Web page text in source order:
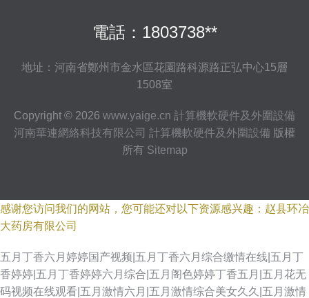
電話：1803738**
地址：河南省鄭州市金水區花園路科源路正弘中心15層
1508室
Copyright © 2026 www.yaige.cn 計算機軟硬件及外圍設備
河南華連網絡科技有限公司 計算機軟硬件及外圍設備 版權
所有 Sitemap
感谢您访问我们的网站，您可能还对以下资源感兴趣：赵县环冶
大药房有限公司
五月丁香六月婷婷国产视频|五月丁香六月综合缴情在线|五月丁
香婷婷|五月丁香婷婷六月综合|五月阁色婷婷丁香五月|五月花无
码视频在线观看|五月激情六月|五月激情综合美女久久|五月激情